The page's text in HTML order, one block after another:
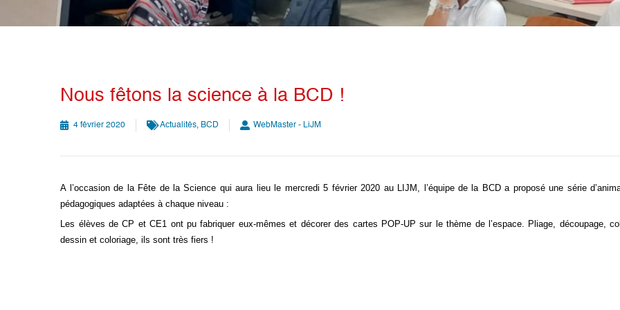
Nous fêtons la science à la BCD !
4 février 2020 Actualités, BCD WebMaster - LiJM
A l’occasion de la Fête de la Science qui aura lieu le mercredi 5 février 2020 au LIJM, l’équipe de la BCD a proposé une série
pédagogiques adaptées à chaque niveau :
Les élèves de CP et CE1 ont pu fabriquer eux-mêmes et décorer des cartes POP-UP sur le thème de l’espace. Pliage, découpage,
dessin et coloriage, ils sont très fiers !